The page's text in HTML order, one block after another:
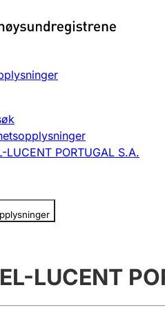
slette
LUCENT PORTUGAL S.A.
skjult
LUCENT